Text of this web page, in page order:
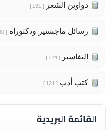
دواوين الشعر[ 131 ]
رسائل ماجستير ودكتوراه[ 130 ]
التفاسير[ 124 ]
كتب أدب[ 121 ]
القائمة البريدية